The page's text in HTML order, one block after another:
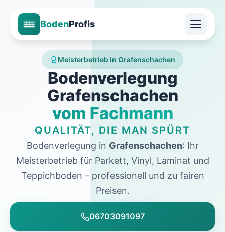
BodenProfis
Meisterbetrieb in Grafenschachen
Bodenverlegung
Grafenschachen
vom Fachmann
QUALITÄT, DIE MAN SPÜRT
Bodenverlegung in Grafenschachen: Ihr
Meisterbetrieb für Parkett, Vinyl, Laminat und
Teppichboden – professionell und zu fairen
Preisen.
06703091097